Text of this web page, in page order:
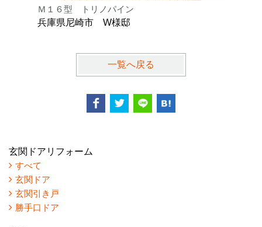
Ｍ１６型 トリノパイン
兵庫県尼崎市 W様邸
一覧へ戻る
玄関ドアリフォーム
すべて
玄関ドア
玄関引き戸
勝手口ドア